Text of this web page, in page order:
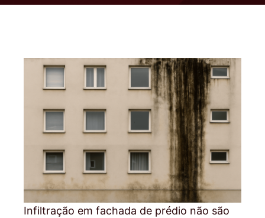
Infiltração em fachada de prédio não são